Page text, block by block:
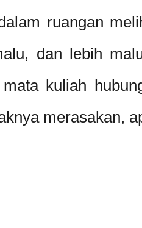
ruangan
dan lebih
kuliah
merasakan,